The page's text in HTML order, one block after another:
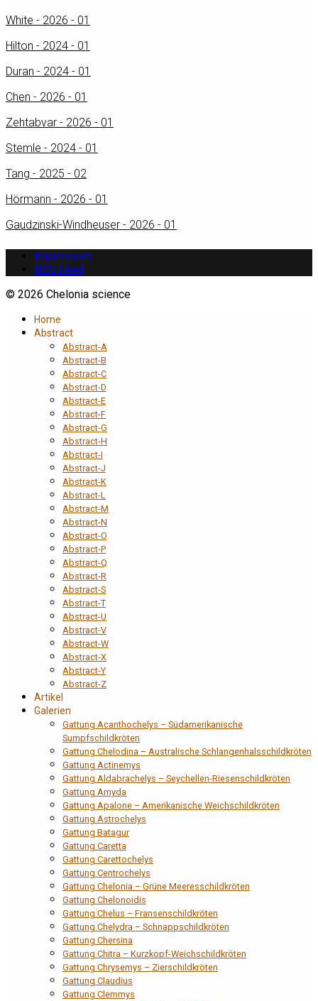
White - 2026 - 01
Hilton - 2024 - 01
Duran - 2024 - 01
Chen - 2026 - 01
Zehtabvar - 2026 - 01
Stemle - 2024 - 01
Tang - 2025 - 02
Hörmann - 2026 - 01
Gaudzinski-Windheuser - 2026 - 01
Impressum
RSS Feed
© 2026 Chelonia science
Home
Abstract
Abstract-A
Abstract-B
Abstract-C
Abstract-D
Abstract-E
Abstract-F
Abstract-G
Abstract-H
Abstract-I
Abstract-J
Abstract-K
Abstract-L
Abstract-M
Abstract-N
Abstract-O
Abstract-P
Abstract-Q
Abstract-R
Abstract-S
Abstract-T
Abstract-U
Abstract-V
Abstract-W
Abstract-X
Abstract-Y
Abstract-Z
Artikel
Galerien
Gattung Acanthochelys – Südamerikanische
Sumpfschildkröten
Gattung Chelodina – Australische Schlangenhalsschildkröten
Gattung Actinemys
Gattung Aldabrachelys – Seychellen-Riesenschildkröten
Gattung Amyda
Gattung Apalone – Amerikanische Weichschildkröten
Gattung Astrochelys
Gattung Batagur
Gattung Caretta
Gattung Carettochelys
Gattung Centrochelys
Gattung Chelonia – Grüne Meeresschildkröten
Gattung Chelonoidis
Gattung Chelus – Fransenschildkröten
Gattung Chelydra – Schnappschildkröten
Gattung Chersina
Gattung Chitra – Kurzkopf-Weichschildkröten
Gattung Chrysemys – Zierschildkröten
Gattung Claudius
Gattung Clemmys